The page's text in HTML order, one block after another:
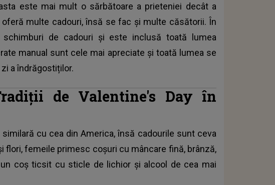
este mai mult o sărbătoare a prieteniei decât a
multe cadouri, însă se fac și multe căsătorii. În
de cadouri și este inclusă toată lumea
manual sunt cele mai apreciate și toată lumea se
a îndrăgostiților.
de Valentine's Day în
cu cea din America, însă cadourile sunt ceva
flori, femeile primesc coșuri cu mâncare fină, brânză,
coș ticsit cu sticle de lichior și alcool de cea mai